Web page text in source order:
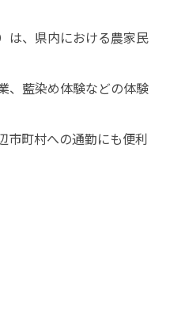
は、県内における農家民
、藍染め体験などの体験
町村への通勤にも便利